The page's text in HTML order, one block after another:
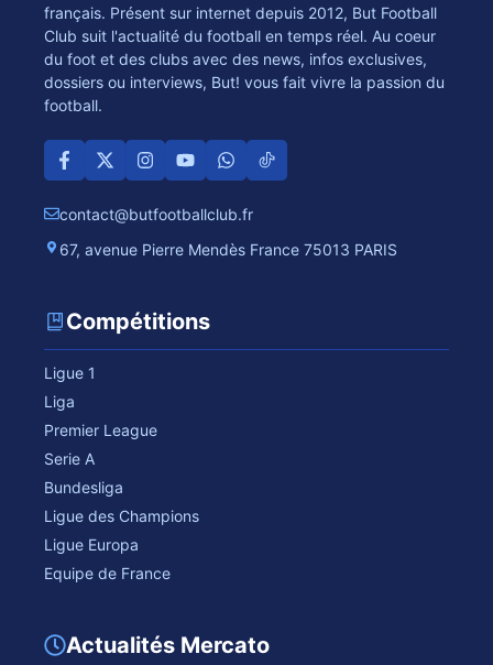
français. Présent sur internet depuis 2012, But Football
Club suit l'actualité du football en temps réel. Au coeur
du foot et des clubs avec des news, infos exclusives,
dossiers ou interviews, But! vous fait vivre la passion du
football.
contact@butfootballclub.fr
67, avenue Pierre Mendès France 75013 PARIS
Compétitions
Ligue 1
Liga
Premier League
Serie A
Bundesliga
Ligue des Champions
Ligue Europa
Equipe de France
Actualités Mercato